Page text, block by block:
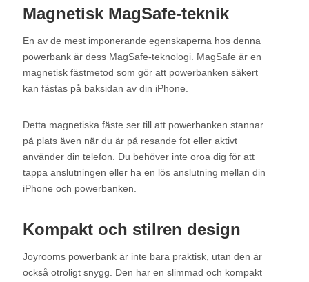
Magnetisk MagSafe-teknik
En av de mest imponerande egenskaperna hos denna
powerbank är dess MagSafe-teknologi. MagSafe är en
magnetisk fästmetod som gör att powerbanken säkert
kan fästas på baksidan av din iPhone.
Detta magnetiska fäste ser till att powerbanken stannar
på plats även när du är på resande fot eller aktivt
använder din telefon. Du behöver inte oroa dig för att
tappa anslutningen eller ha en lös anslutning mellan din
iPhone och powerbanken.
Kompakt och stilren design
Joyrooms powerbank är inte bara praktisk, utan den är
också otroligt snygg. Den har en slimmad och kompakt